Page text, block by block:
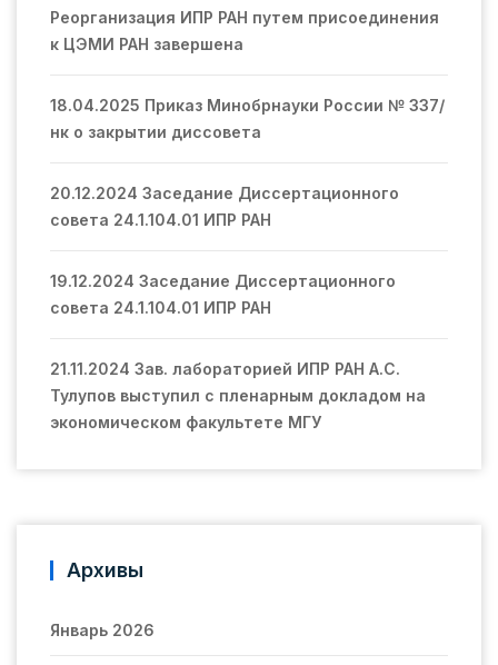
Реорганизация ИПР РАН путем присоединения
к ЦЭМИ РАН завершена
18.04.2025 Приказ Минобрнауки России № 337/
нк о закрытии диссовета
20.12.2024 Заседание Диссертационного
совета 24.1.104.01 ИПР РАН
19.12.2024 Заседание Диссертационного
совета 24.1.104.01 ИПР РАН
21.11.2024 Зав. лабораторией ИПР РАН А.С.
Тулупов выступил с пленарным докладом на
экономическом факультете МГУ
Архивы
Январь 2026